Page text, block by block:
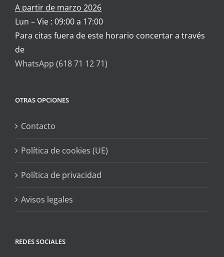
A partir de marzo 2026
Lun – Vie : 09:00 a 17:00
Para citas fuera de este horario concertar a través
de
WhatsApp (618 71 12 71)
OTRAS OPCIONES
Contacto
Política de cookies (UE)
Política de privacidad
Avisos legales
REDES SOCIALES